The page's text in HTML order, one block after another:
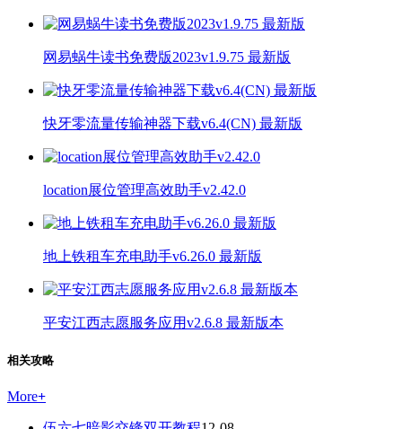
网易蜗牛读书免费版2023v1.9.75 最新版
快牙零流量传输神器下载v6.4(CN) 最新版
location展位管理高效助手v2.42.0
地上铁租车充电助手v6.26.0 最新版
平安江西志愿服务应用v2.6.8 最新版本
相关攻略
More+